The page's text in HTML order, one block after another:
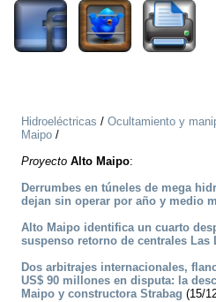
Hidroeléctricas / Ocultamiento y
Maipo /
Proyecto Alto Maipo:
Derrumbes en túneles de mega
dejan sin operar por año y medio
Alto Maipo identifica un cuarto
suspenso retorno de centrales Las
Dos arbitrajes internacionales,
US$ 90 millones en disputa: la
Maipo y constructora Strabag (15/